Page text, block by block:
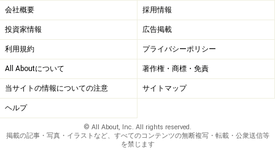
会社概要 採用情報
投資家情報 広告掲載
利用規約 プライバシーポリシー
All Aboutについて 著作権・商標・免責
当サイトの情報についての注意 サイトマップ
ヘルプ
© All About, Inc. All rights reserved.
掲載の記事・写真・イラストなど、すべてのコンテンツの無断複写・転載・公衆送信等
を禁じます